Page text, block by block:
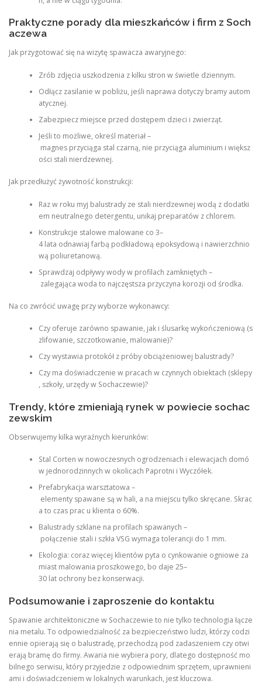
Praktyczne porady dla mieszkańców i firm z Soch
aczewa
Jak przygotować się na wizytę spawacza awaryjnego:
Zrób zdjęcia uszkodzenia z kilku stron w świetle dziennym.
Odłącz zasilanie w pobliżu, jeśli naprawa dotyczy bramy autom
atycznej.
Zabezpiecz miejsce przed dostępem dzieci i zwierząt.
Jeśli to możliwe, określ materiał –
magnes przyciąga stal czarną, nie przyciąga aluminium i większ
ości stali nierdzewnej.
Jak przedłużyć żywotność konstrukcji:
Raz w roku myj balustrady ze stali nierdzewnej wodą z dodatki
em neutralnego detergentu, unikaj preparatów z chlorem.
Konstrukcje stalowe malowane co 3–
4 lata odnawiaj farbą podkładową epoksydową i nawierzchnio
wą poliuretanową.
Sprawdzaj odpływy wody w profilach zamkniętych –
zalegająca woda to najczęstsza przyczyna korozji od środka.
Na co zwrócić uwagę przy wyborze wykonawcy:
Czy oferuje zarówno spawanie, jak i ślusarkę wykończeniową (s
zlifowanie, szczotkowanie, malowanie)?
Czy wystawia protokół z próby obciążeniowej balustrady?
Czy ma doświadczenie w pracach w czynnych obiektach (sklepy
, szkoły, urzędy w Sochaczewie)?
Trendy, które zmieniają rynek w powiecie sochac
zewskim
Obserwujemy kilka wyraźnych kierunków:
Stal Corten w nowoczesnych ogrodzeniach i elewacjach domó
w jednorodzinnych w okolicach Paprotni i Wyczółek.
Prefabrykacja warsztatowa –
elementy spawane są w hali, a na miejscu tylko skręcane. Skrac
a to czas prac u klienta o 60%.
Balustrady szklane na profilach spawanych –
połączenie stali i szkła VSG wymaga tolerancji do 1 mm.
Ekologia: coraz więcej klientów pyta o cynkowanie ogniowe za
miast malowania proszkowego, bo daje 25–
30 lat ochrony bez konserwacji.
Podsumowanie i zaproszenie do kontaktu
Spawanie architektoniczne w Sochaczewie to nie tylko technologia łącze
nia metalu. To odpowiedzialność za bezpieczeństwo ludzi, którzy codzi
ennie opierają się o balustradę, przechodzą pod zadaszeniem czy otwi
erają bramę do firmy. Awaria nie wybiera pory, dlatego dostępność mo
bilnego serwisu, który przyjedzie z odpowiednim sprzętem, uprawnieni
ami i doświadczeniem w lokalnych warunkach, jest kluczowa.